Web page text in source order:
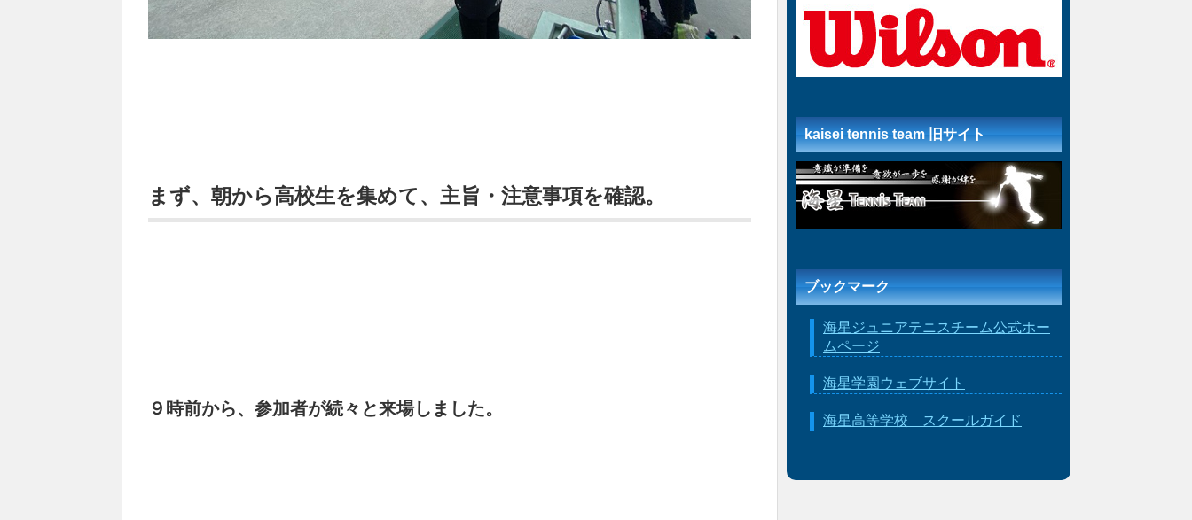
まず、朝から高校生を集めて、主旨・注意事項を確認。
９時前から、参加者が続々と来場しました。
kaisei tennis team 旧サイト
ブックマーク
海星ジュニアテニスチーム公式ホー
ムページ
海星学園ウェブサイト
海星高等学校 スクールガイド